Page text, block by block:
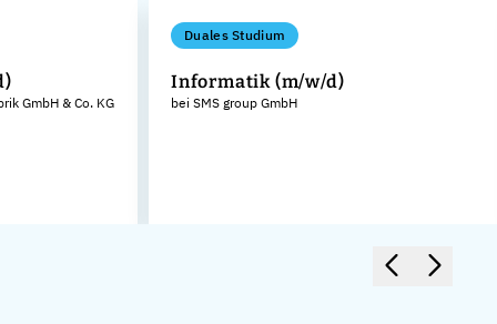
GmbH & Co. KG
Duales Studium
Informatik (m/w/d)
bei SMS group GmbH